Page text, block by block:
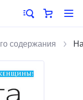
содержания